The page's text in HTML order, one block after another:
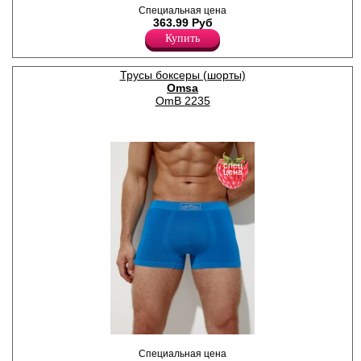
хлопка, с широкой резинкой,
принт по всему полотну.
Хлопок 95%
Эластан 5%
Специальная цена
363.99 Руб
Купить
Трусы боксеры (шорты)
Omsa
OmB 2235
прилегающего силуэта,
спец
цена
Специальная цена